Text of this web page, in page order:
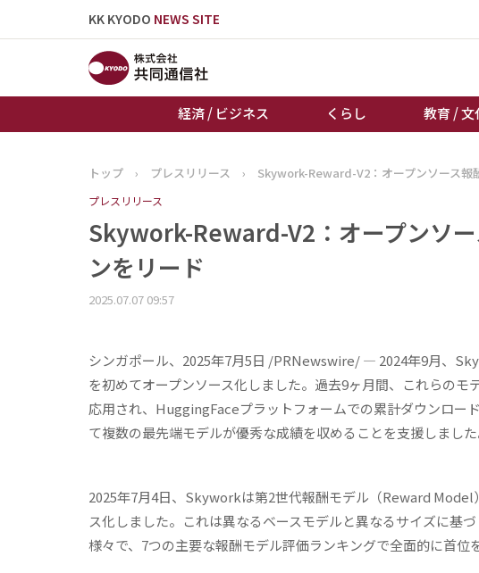
KK KYODO NEWS SITE
経済 / ビジネス くらし 教育 / 文
トップページ
経済 / ビジ
教育 / 文化
トップ › プレスリリース › Skywork-Reward-V2：オープンソース報
プレスリリース
Skywork-Reward-V2：オープンソ
ンをリード
2025.07.07 09:57
シンガポール、2025年7月5日 /PRNewswire/ — 2024年9月、
を初めてオープンソース化しました。過去9ヶ月間、これらの
応用され、HuggingFaceプラットフォームでの累計ダウンロ
て複数の最先端モデルが優秀な成績を収めることを支援しました
2025年7月4日、Skyworkは第2世代報酬モデル（Reward
ス化しました。これは異なるベースモデルと異なるサイズに基
様々で、7つの主要な報酬モデル評価ランキングで全面的に首位